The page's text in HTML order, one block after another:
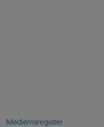
Medlemsregister